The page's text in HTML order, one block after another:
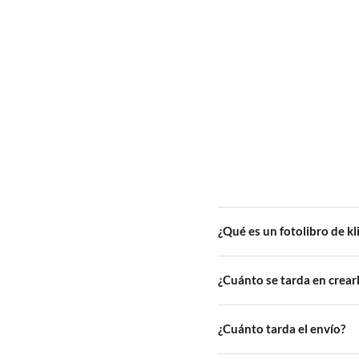
¿Qué es un fotolibro de
app, escoges un diseño de
¿Cuánto se tarda en
fotos automáticamente y
¿Cuánto tarda el envío?